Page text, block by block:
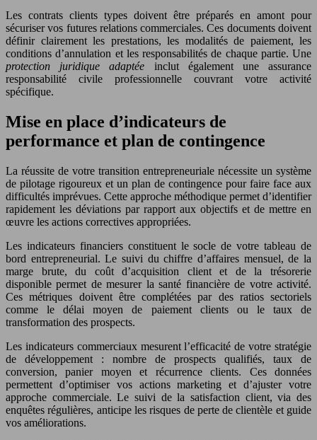
Les contrats clients types doivent être préparés en amont pour
sécuriser vos futures relations commerciales. Ces documents doivent
définir clairement les prestations, les modalités de paiement, les
conditions d’annulation et les responsabilités de chaque partie. Une
protection juridique adaptée inclut également une assurance
responsabilité civile professionnelle couvrant votre activité
spécifique.
Mise en place d’indicateurs de
performance et plan de contingence
La réussite de votre transition entrepreneuriale nécessite un système
de pilotage rigoureux et un plan de contingence pour faire face aux
difficultés imprévues. Cette approche méthodique permet d’identifier
rapidement les déviations par rapport aux objectifs et de mettre en
œuvre les actions correctives appropriées.
Les indicateurs financiers constituent le socle de votre tableau de
bord entrepreneurial. Le suivi du chiffre d’affaires mensuel, de la
marge brute, du coût d’acquisition client et de la trésorerie
disponible permet de mesurer la santé financière de votre activité.
Ces métriques doivent être complétées par des ratios sectoriels
comme le délai moyen de paiement clients ou le taux de
transformation des prospects.
Les indicateurs commerciaux mesurent l’efficacité de votre stratégie
de développement : nombre de prospects qualifiés, taux de
conversion, panier moyen et récurrence clients. Ces données
permettent d’optimiser vos actions marketing et d’ajuster votre
approche commerciale. Le suivi de la satisfaction client, via des
enquêtes régulières, anticipe les risques de perte de clientèle et guide
vos améliorations.